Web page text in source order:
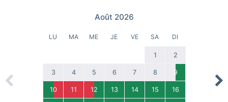
Previous
Août 2026
LU MA ME JE VE SA DI
1 2
3 4 5 6 7 8 9
10 11 12 13 14 15 16